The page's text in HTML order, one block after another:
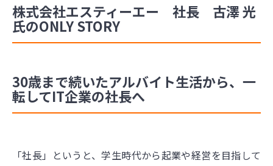
株式会社エスティーエー 社長 古澤 光
氏のONLY STORY
30歳まで続いたアルバイト生活から、一
転してIT企業の社長へ
「社長」というと、学生時代から起業や経営を目指して